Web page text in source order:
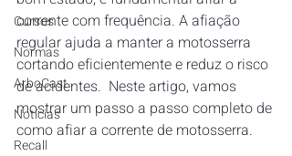
Cursos
Normas
ArboCast
Notícias
Recall
corrente com frequência. A afiação
regular ajuda a manter a motosserra
cortando eficientemente e reduz o risco
de acidentes.  Neste artigo, vamos
mostrar um passo a passo completo de
como afiar a corrente de motosserra.